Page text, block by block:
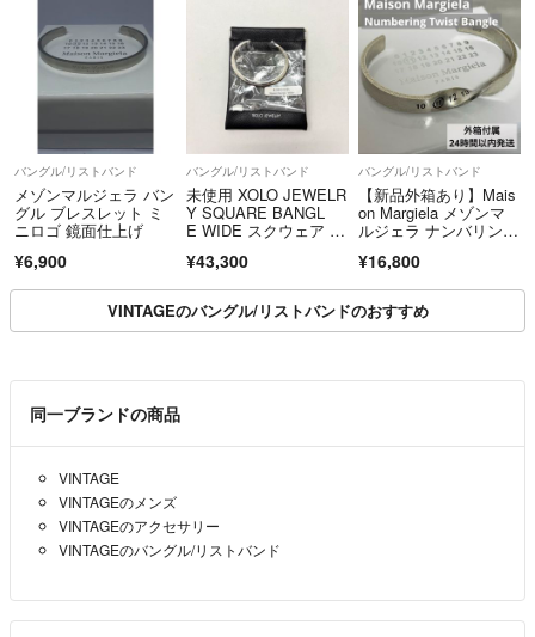
バングル/リストバンド
メゾンマルジェラ バン
グル ブレスレット ミ
ニロゴ 鏡面仕上げ
¥6,900
バングル/リストバンド
未使用 XOLO JEWELR
Y SQUARE BANGL
E WIDE スクウェア バ
R 925
¥43,300
バングル/リストバンド
【新品外箱あり】Mais
on Margiela メゾンマ
ルジェラ ナンバリン
ル 艶消し仕上げ
¥16,800
VINTAGEのバングル/リストバンドのおすすめ
同一ブランドの商品
VINTAGE
VINTAGEのメンズ
VINTAGEのアクセサリー
VINTAGEのバングル/リストバンド